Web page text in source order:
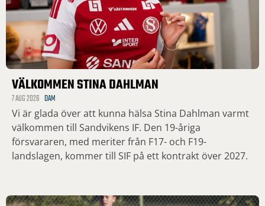
VÄLKOMMEN STINA DAHLMAN
7 AUG 2026 DAM
Vi är glada över att kunna hälsa Stina Dahlman varmt
välkommen till Sandvikens IF. Den 19-åriga
försvararen, med meriter från F17- och F19-
landslagen, kommer till SIF på ett kontrakt över 2027.